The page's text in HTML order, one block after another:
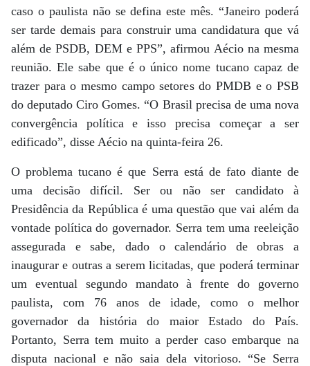
caso o paulista não se defina este mês. “Janeiro poderá
ser tarde demais para construir uma candidatura que vá
além de PSDB, DEM e PPS”, afirmou Aécio na mesma
reunião. Ele sabe que é o único nome tucano capaz de
trazer para o mesmo campo setores do PMDB e o PSB
do deputado Ciro Gomes. “O Brasil precisa de uma nova
convergência política e isso precisa começar a ser
edificado”, disse Aécio na quinta-feira 26.
O problema tucano é que Serra está de fato diante de
uma decisão difícil. Ser ou não ser candidato à
Presidência da República é uma questão que vai além da
vontade política do governador. Serra tem uma reeleição
assegurada e sabe, dado o calendário de obras a
inaugurar e outras a serem licitadas, que poderá terminar
um eventual segundo mandato à frente do governo
paulista, com 76 anos de idade, como o melhor
governador da história do maior Estado do País.
Portanto, Serra tem muito a perder caso embarque na
disputa nacional e não saia dela vitorioso. “Se Serra